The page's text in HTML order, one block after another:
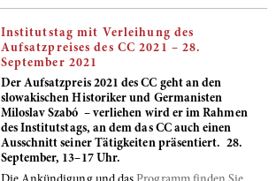
Institutstag mit Verleihung des
Aufsatzpreises des CC 2021 – 28.
September 2021
Der Aufsatzpreis 2021 des CC geht an den
slowakischen Historiker und Germanisten
Miloslav Szabó – verliehen wird er im Rahmen
des Institutstags, an dem das CC auch einen
Ausschnitt seiner Tätigkeiten präsentiert. 28.
September, 13–17 Uhr.